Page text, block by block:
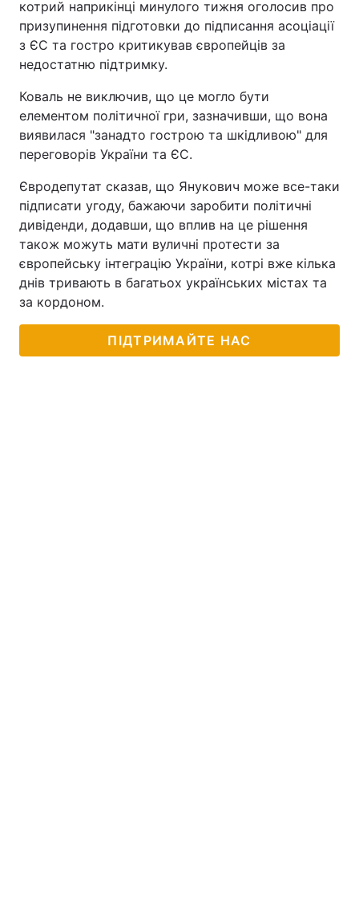
котрий наприкінці минулого тижня оголосив про
призупинення підготовки до підписання асоціації
з ЄС та гостро критикував європейців за
недостатню підтримку.
Коваль не виключив, що це могло бути
елементом політичної гри, зазначивши, що вона
виявилася "занадто гострою та шкідливою" для
переговорів України та ЄС.
Євродепутат сказав, що Янукович може все-таки
підписати угоду, бажаючи заробити політичні
дивіденди, додавши, що вплив на це рішення
також можуть мати вуличні протести за
європейську інтеграцію України, котрі вже кілька
днів тривають в багатьох українських містах та
за кордоном.
ПІДТРИМАЙТЕ НАС